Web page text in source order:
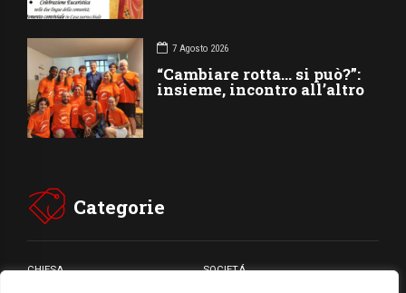
7 Agosto 2026
“Cambiare rotta… si può?”:
insieme, incontro all’altro
Categorie
CHIESA SOCIETÁ